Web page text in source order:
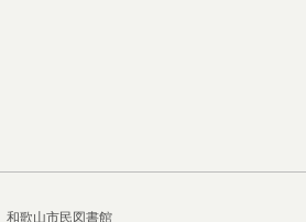
和歌山市民図書館